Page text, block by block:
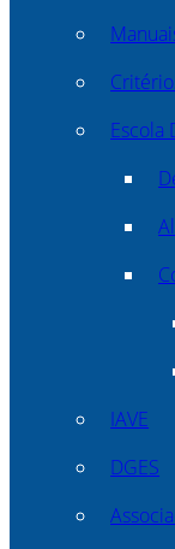
Escola
IAVE
DGES